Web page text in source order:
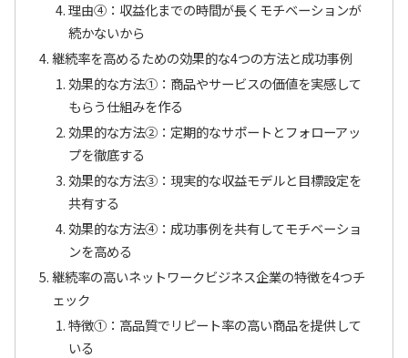
理由④：収益化までの時間が長くモチベーションが
続かないから
継続率を高めるための効果的な4つの方法と成功事例
効果的な方法①：商品やサービスの価値を実感して
もらう仕組みを作る
効果的な方法②：定期的なサポートとフォローアッ
プを徹底する
効果的な方法③：現実的な収益モデルと目標設定を
共有する
効果的な方法④：成功事例を共有してモチベーショ
ンを高める
継続率の高いネットワークビジネス企業の特徴を4つチ
ェック
特徴①：高品質でリピート率の高い商品を提供して
いる